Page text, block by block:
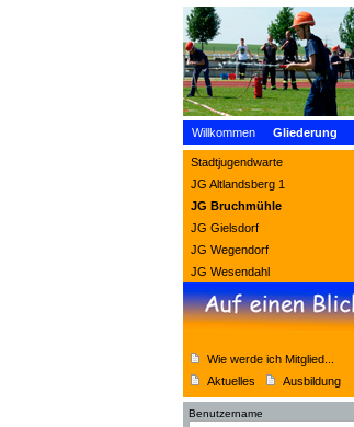
Willkommen Gliederung
Stadtjugendwarte
JG Altlandsberg 1
JG Bruchmühle
JG Gielsdorf
JG Wegendorf
JG Wesendahl
Wie werde ich Mitglied...
Aktuelles
Ausbildung
Benutzername